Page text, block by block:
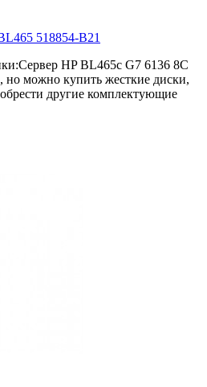
518854-B21
HP BL465c G7 6136 8C
но можно купить жесткие диски,
другие комплектующие